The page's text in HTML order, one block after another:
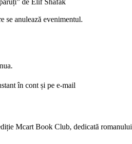
se anulează evenimentul.
în cont și pe e-mail
Mcart Book Club, dedicată romanului